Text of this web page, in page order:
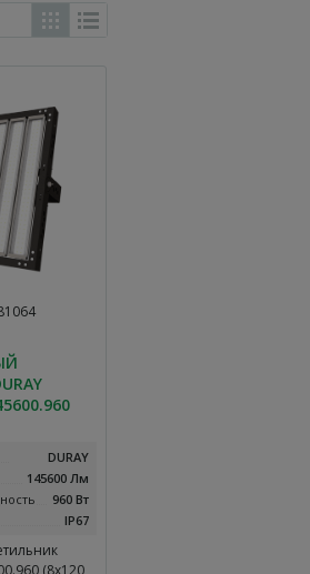
DURAY
145600 Лм
960 Вт
IP67
(8х120